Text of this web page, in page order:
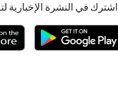
اشترك في النشرة الإخبارية